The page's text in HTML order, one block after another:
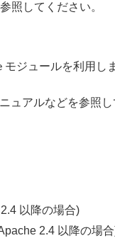
照してください。
ジュールを利用し
ュアルなどを参照し
以降の場合)
2.4 以降の場